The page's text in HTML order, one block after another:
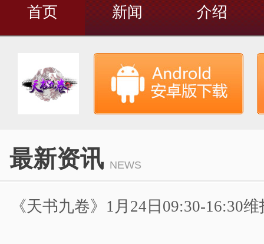
首页 新闻 介绍
最新资讯 NEWS
《天书九卷》1月24日09:30-16:30